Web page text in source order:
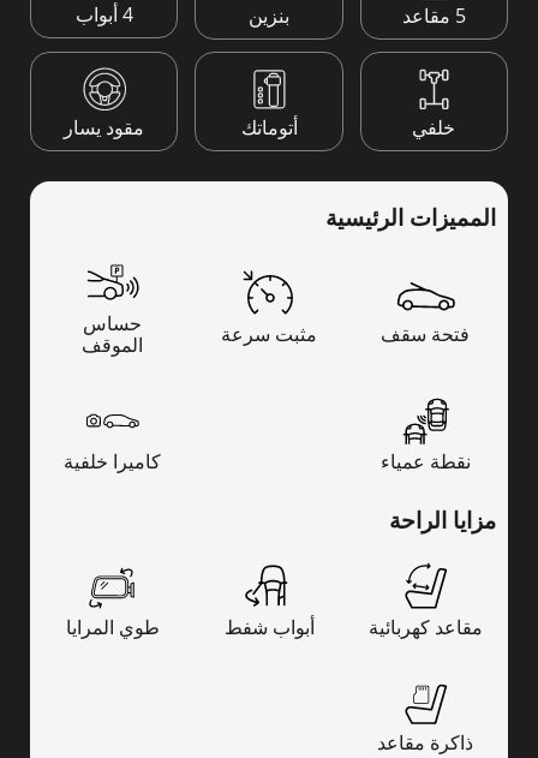
5 مقاعد بنزين 4 أبواب
خلفي أتوماتك مقود يسار
المميزات الرئيسية
فتحة سقف مثبت سرعة
حساس
الموقف
نقطة عمياء كاميرا خلفية
مزايا الراحة
مقاعد كهربائية أبواب شفط طوي المرايا
ذاكرة مقاعد